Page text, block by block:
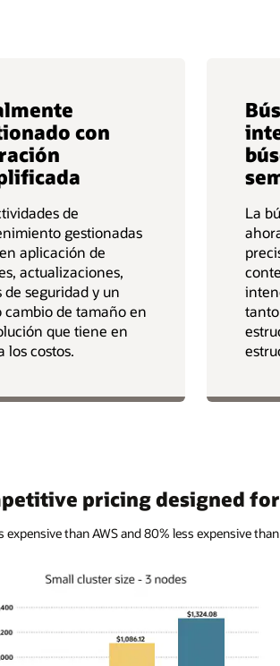
con
de
gestionadas
aplicación de
actualizaciones,
de seguridad y un
cambio de tamaño en
que tiene en
los costos.
La
pricing designed
expensive than AWS and 80% less expensive